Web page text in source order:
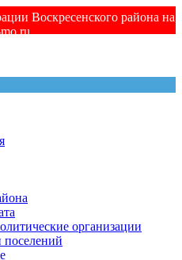
Воскресенского района на
организации
поселений